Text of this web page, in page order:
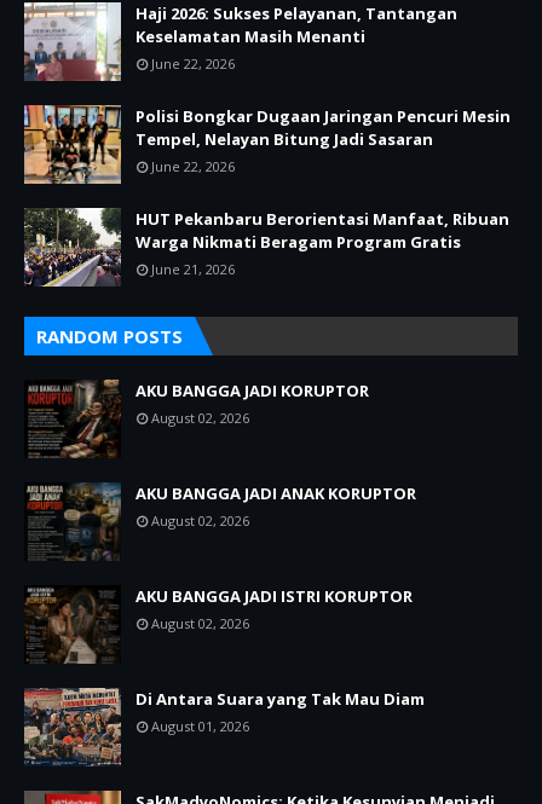
Haji 2026: Sukses Pelayanan, Tantangan
Keselamatan Masih Menanti
June 22, 2026
Polisi Bongkar Dugaan Jaringan Pencuri Mesin
Tempel, Nelayan Bitung Jadi Sasaran
June 22, 2026
HUT Pekanbaru Berorientasi Manfaat, Ribuan
Warga Nikmati Beragam Program Gratis
June 21, 2026
RANDOM POSTS
AKU BANGGA JADI KORUPTOR
August 02, 2026
AKU BANGGA JADI ANAK KORUPTOR
August 02, 2026
AKU BANGGA JADI ISTRI KORUPTOR
August 02, 2026
Di Antara Suara yang Tak Mau Diam
August 01, 2026